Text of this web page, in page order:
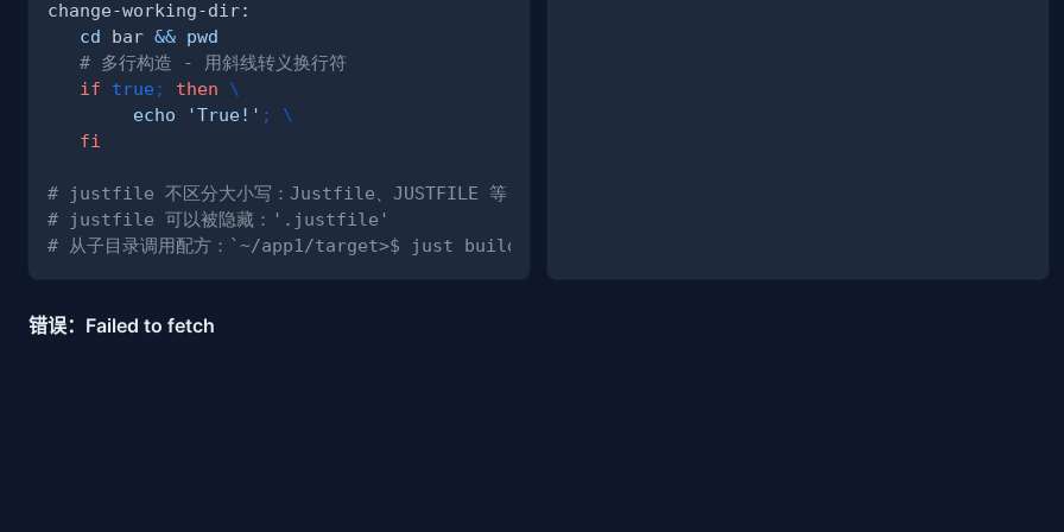
cd bar && pwd
# 多行构造 - 用斜线转义换行符
if
true ; then
\
echo
'True!' ;
\
fi
# justfile 不区分大小写：Justfile、JUSTFILE 等
# justfile 可以被隐藏：'.justfile'
# 从子目录调用配方：`~/app1/target>$ just build`